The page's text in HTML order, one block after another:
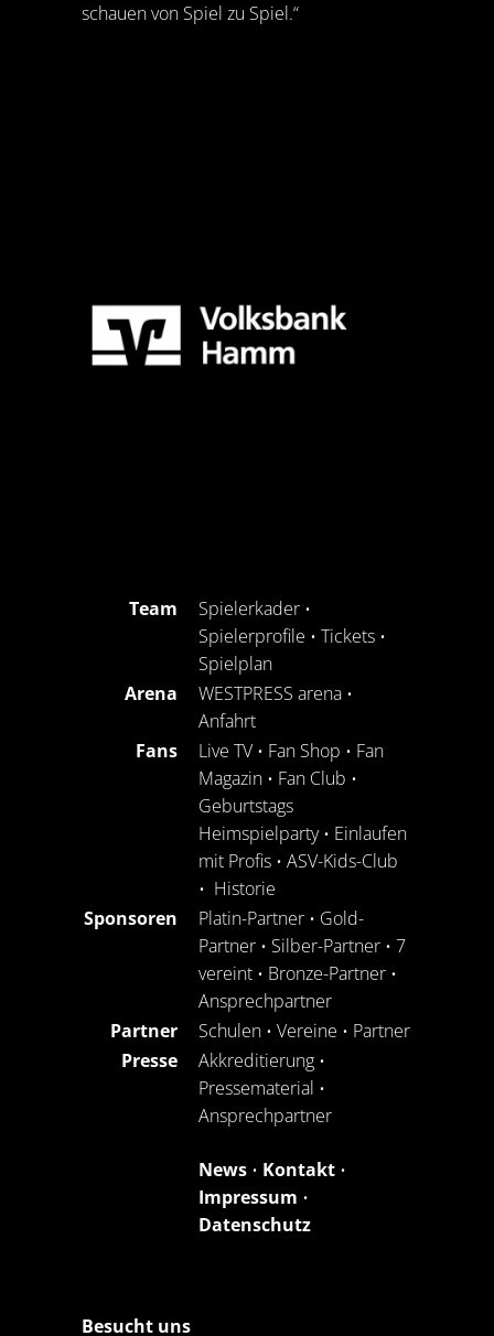
schauen von Spiel zu Spiel.“
Team Spielerkader •
Spielerprofile • Tickets •
Spielplan
Arena
WESTPRESS arena •
Anfahrt
Fans
Live TV • Fan Shop • Fan
Magazin • Fan Club •
Geburtstags
Heimspielparty• Einlaufen
mit Profis • ASV-Kids-Club
• Historie
Sponsoren
Platin-Partner • Gold-
Partner • Silber-Partner • 7
vereint • Bronze-Partner •
Ansprechpartner
Partner
Schulen • Vereine • Partner
Presse
Akkreditierung •
Pressematerial •
Ansprechpartner
News • Kontakt •
Impressum •
Datenschutz
Besucht uns